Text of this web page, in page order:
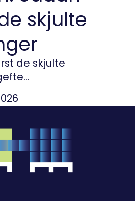
skjulte
de skjulte